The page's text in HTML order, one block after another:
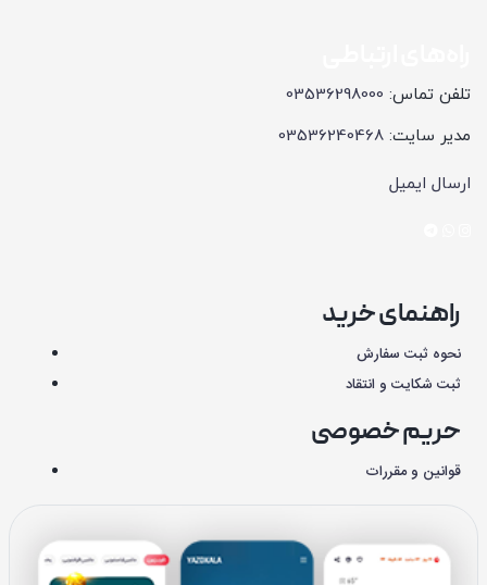
تلفن تماس: 03536298000
مدیر سایت: 03536240468
ارسال ایمیل
راهنمای خرید
نحوه ثبت سفارش
ثبت شکایت و انتقاد
حریم خصوصی
قوانین و مقررات